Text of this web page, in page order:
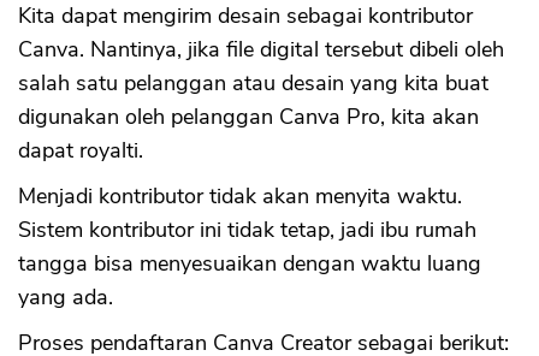
Kita dapat mengirim desain sebagai kontributor
Canva. Nantinya, jika file digital tersebut dibeli oleh
salah satu pelanggan atau desain yang kita buat
digunakan oleh pelanggan Canva Pro, kita akan
dapat royalti.
Menjadi kontributor tidak akan menyita waktu.
Sistem kontributor ini tidak tetap, jadi ibu rumah
tangga bisa menyesuaikan dengan waktu luang
yang ada.
Proses pendaftaran Canva Creator sebagai berikut: